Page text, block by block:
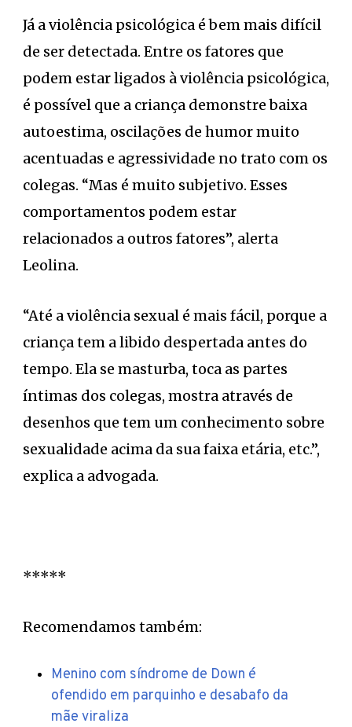
Já a violência psicológica é bem mais difícil
de ser detectada. Entre os fatores que
podem estar ligados à violência psicológica,
é possível que a criança demonstre baixa
autoestima, oscilações de humor muito
acentuadas e agressividade no trato com os
colegas. “Mas é muito subjetivo. Esses
comportamentos podem estar
relacionados a outros fatores”, alerta
Leolina.
“Até a violência sexual é mais fácil, porque a
criança tem a libido despertada antes do
tempo. Ela se masturba, toca as partes
íntimas dos colegas, mostra através de
desenhos que tem um conhecimento sobre
sexualidade acima da sua faixa etária, etc.”,
explica a advogada.
*****
Recomendamos também:
Menino com síndrome de Down é
ofendido em parquinho e desabafo da
mãe viraliza